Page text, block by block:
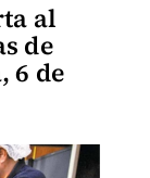
al
de
6 de